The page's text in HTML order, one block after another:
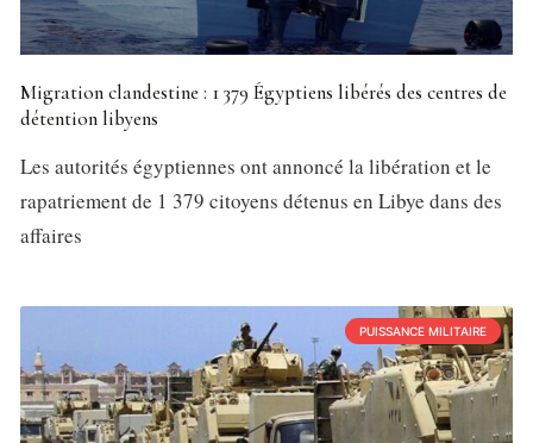
Migration clandestine : 1 379 Égyptiens libérés des centres de
détention libyens
Les autorités égyptiennes ont annoncé la libération et le
rapatriement de 1 379 citoyens détenus en Libye dans des
affaires
PUISSANCE MILITAIRE